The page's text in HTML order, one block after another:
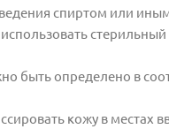
спиртом или
быть определено в
кожу в местах